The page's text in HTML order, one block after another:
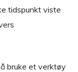
tidspunkt viste
bruke et verktøy